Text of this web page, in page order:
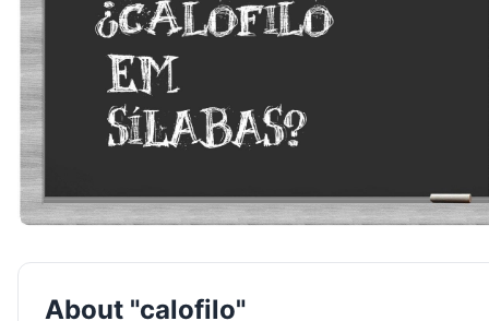
About "calofilo"